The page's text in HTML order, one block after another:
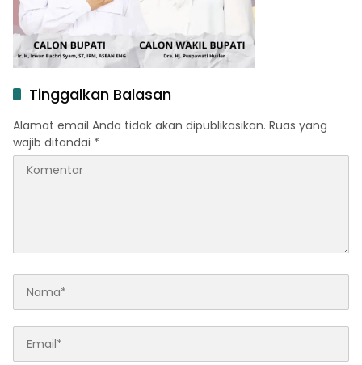
Tinggalkan Balasan
Alamat email Anda tidak akan dipublikasikan. Ruas yang
wajib ditandai *